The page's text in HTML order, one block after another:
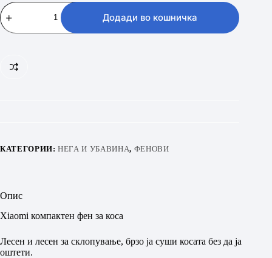
Xiaomi
BHR7475EU
количина
Додади во кошничка
КАТЕГОРИИ:НЕГА И УБАВИНА, ФЕНОВИ
Опис
Xiaomi компактен фен за коса
Лесен и лесен за склопување, брзо ја суши косата без да ја
оштети.